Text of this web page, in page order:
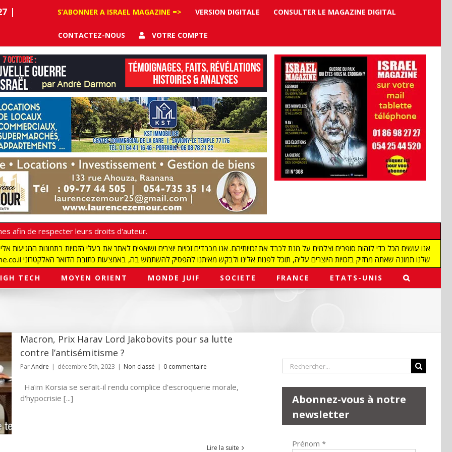
|
S’ABONNER A ISRAEL MAGAZINE => VERSION DIGITALE CONSULTER LE MAGAZINE DIGITAL
CONTACTEZ-NOUS VOTRE COMPTE
afin de respecter leurs droits d'auteur.
redaction@israelmagazine.co.il שלנו תמונה שאתה מחזיק בזכויות היוצרים עליה, תוכל לפנות אלינו ולבקש מאיתנו להפסיק להשתמש בה, באמצעות כתובת הדואר האלקטרוני
TECH MOYEN ORIENT MONDE JUIF SOCIETE FRANCE ETATS-UNIS
Macron, Prix Harav Lord Jakobovits pour sa lutte
contre l’antisémitisme ?
ParAndre | décembre 5th, 2023 | Non classé | 0 commentaire
Haïm Korsia se serait-il rendu complice d'escroquerie morale,
d'hypocrisie [...]
Lire la suite
Rechercher:
Abonnez-vous à notre
newsletter
Prénom *